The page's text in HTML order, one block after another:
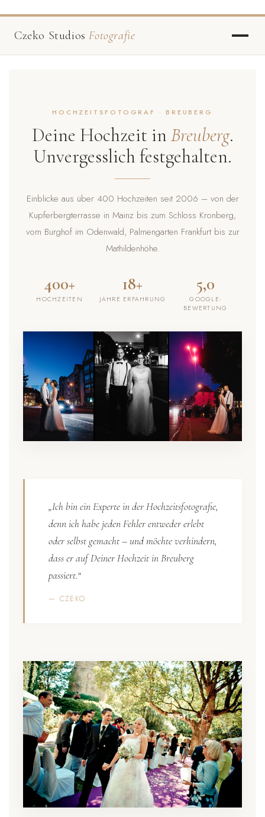
Czeko StudiosFotografie
HOCHZEITSFOTOGRAF · BREUBERG
Deine Hochzeit in Breuberg.
Unvergesslich festgehalten.
Einblicke aus über 400 Hochzeiten seit 2006 – von der
Kupferbergterrasse in Mainz bis zum Schloss Kronberg,
vom Burghof im Odenwald, Palmengarten Frankfurt bis zur
Mathildenhöhe.
400+
HOCHZEITEN
18+
JAHRE ERFAHRUNG
5,0
GOOGLE-
BEWERTUNG
„Ich bin ein Experte in der Hochzeitsfotografie,
denn ich habe jeden Fehler entweder erlebt
oder selbst gemacht – und möchte verhindern,
dass er auf Deiner Hochzeit in Breuberg
passiert.“
— CZEKO